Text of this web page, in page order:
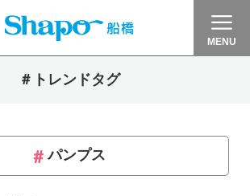
MENU
＃トレンドタグ
パンプス